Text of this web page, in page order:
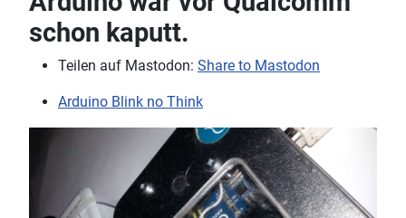
schon kaputt.
Teilen auf Mastodon: Share to Mastodon
Arduino Blink no Think